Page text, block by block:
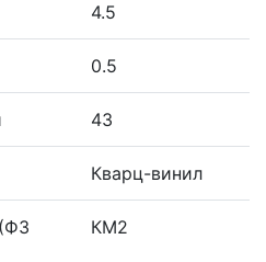
4.5
0.5
43
Кварц-винил
КМ2